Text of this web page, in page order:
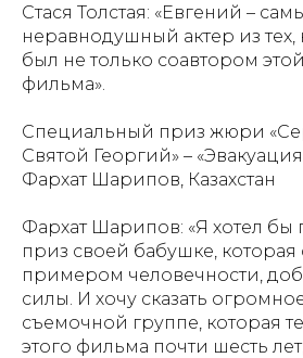
Стася Толстая: «Евгений –
неравнодушный актер из тех,
был не только соавтором
фильма».
Специальный приз жюри
Святой Георгий» –
Фархат Шарипов, Казахстан
Фархат Шарипов: «Я хотел бы
приз своей бабушке, которая
примером человечности,
силы. И хочу сказать
съемочной группе, которая
этого фильма почти шесть